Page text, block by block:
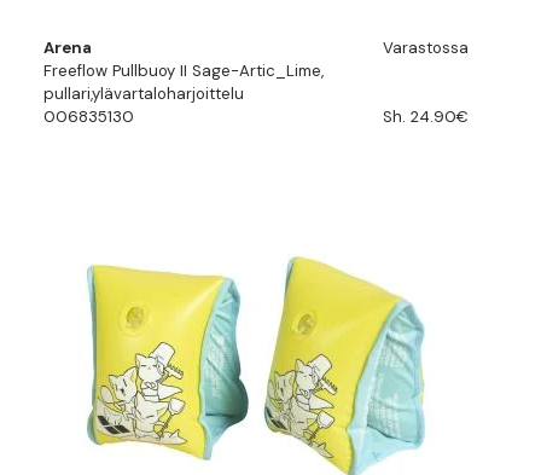
Arena
Varastossa
Freeflow Pullbuoy II Sage-Artic_Lime,
pullari,ylävartaloharjoittelu
006835130
Sh. 24.90€